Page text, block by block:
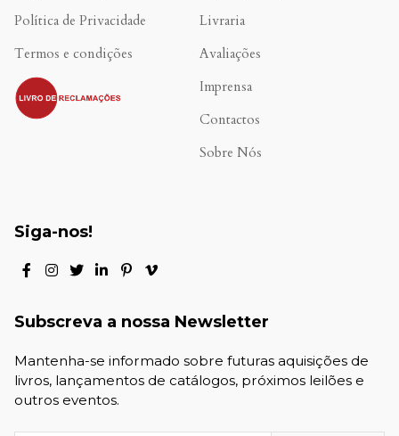
Política de Privacidade
Termos e condições
.
Livraria
Avaliações
Imprensa
Contactos
Sobre Nós
Siga-nos!
Subscreva a nossa Newsletter
Mantenha-se informado sobre futuras aquisições de
livros, lançamentos de catálogos, próximos leilões e
outros eventos.